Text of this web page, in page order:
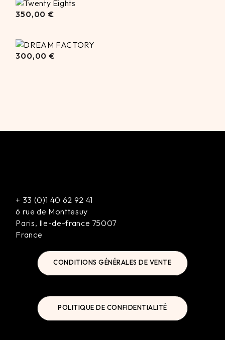
350,00 €
300,00 €
+ 33 (0)1 40 62 92 41
6 rue de Monttesuy
Paris, Ile-de-france 75007
France
CONDITIONS GÉNÉRALES DE VENTE
POLITIQUE DE CONFIDENTIALITÉ